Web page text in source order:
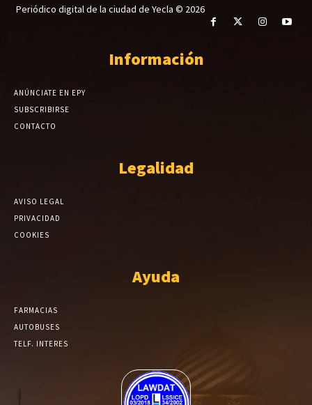
Periódico digital de la ciudad de Yecla © 2026
Información
ANÚNCIATE EN EPY
SUBSCRIBIRSE
CONTACTO
Legalidad
AVISO LEGAL
PRIVACIDAD
COOKIES
Ayuda
FARMACIAS
AUTOBUSES
TELF. INTERES